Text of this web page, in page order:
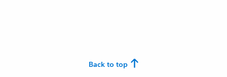
Back to top